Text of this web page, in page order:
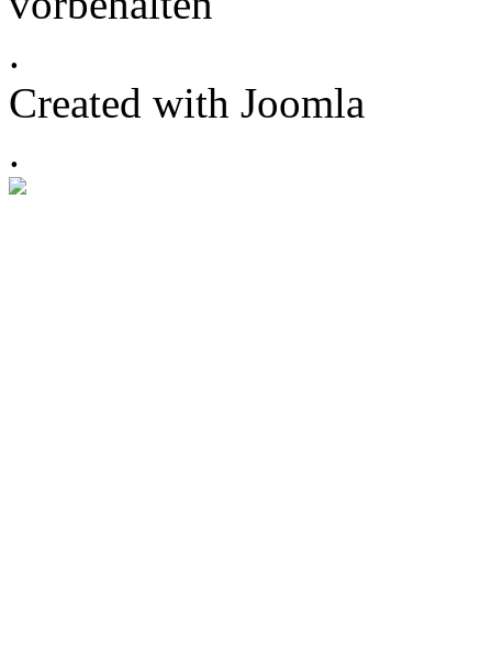
.
Created with Joomla
.